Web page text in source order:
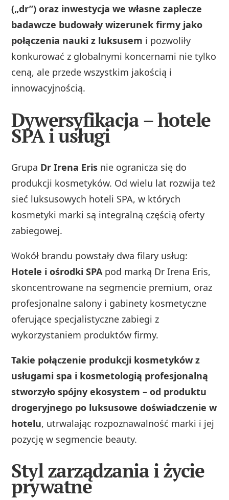
(„dr”) oraz inwestycja we własne zaplecze
badawcze budowały wizerunek firmy jako
połączenia nauki z luksusem i pozwoliły
konkurować z globalnymi koncernami nie tylko
ceną, ale przede wszystkim jakością i
innowacyjnością.
Dywersyfikacja – hotele
SPA i usługi
Grupa Dr Irena Eris nie ogranicza się do
produkcji kosmetyków. Od wielu lat rozwija też
sieć luksusowych hoteli SPA, w których
kosmetyki marki są integralną częścią oferty
zabiegowej.
Wokół brandu powstały dwa filary usług:
Hotele i ośrodki SPA pod marką Dr Irena Eris,
skoncentrowane na segmencie premium, oraz
profesjonalne salony i gabinety kosmetyczne
oferujące specjalistyczne zabiegi z
wykorzystaniem produktów firmy.
Takie połączenie produkcji kosmetyków z
usługami spa i kosmetologią profesjonalną
stworzyło spójny ekosystem – od produktu
drogeryjnego po luksusowe doświadczenie w
hotelu, utrwalając rozpoznawalność marki i jej
pozycję w segmencie beauty.
Styl zarządzania i życie
prywatne